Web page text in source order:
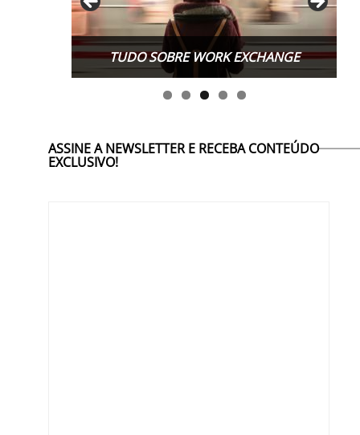
TUDO SOBRE WORK EXCHANGE
ASSINE A NEWSLETTER E RECEBA CONTEÚDO
EXCLUSIVO!